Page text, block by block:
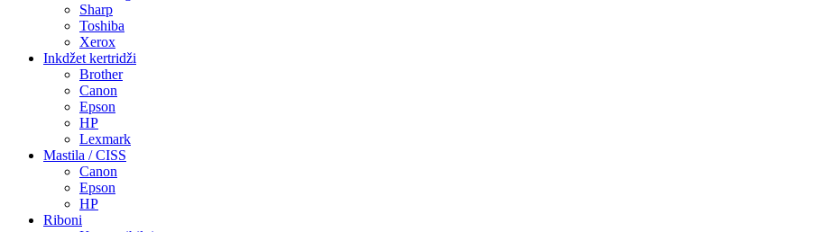
Sharp
Toshiba
Xerox
Inkdžet kertridži
Brother
Canon
Epson
HP
Lexmark
Mastila / CISS
Canon
Epson
HP
Riboni